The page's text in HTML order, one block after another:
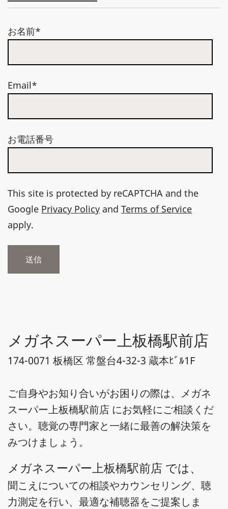
お名前*
Email*
お電話番号
This site is protected by reCAPTCHA and the
Google Privacy Policy and Terms of Service
apply.
メガネスーパー上板橋駅前店
174-0071 板橋区 常盤台4-32-3 蔵本ﾋﾞﾙ1F
ご自身やお知り合いがお困りの際は、メガネ
スーパー上板橋駅前店 にお気軽にご相談くだ
さい。聴覚の専門家と一緒に最善の解決策を
みつけましょう。
メガネスーパー上板橋駅前店 では、
聞こえについての相談やカウンセリング、聴
力測定を行い、最適な補聴器をご提案しま